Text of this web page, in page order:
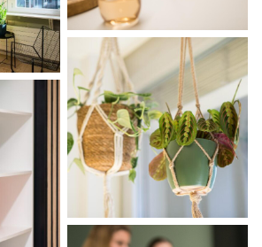
eau gazeuse)
séminaires & formations